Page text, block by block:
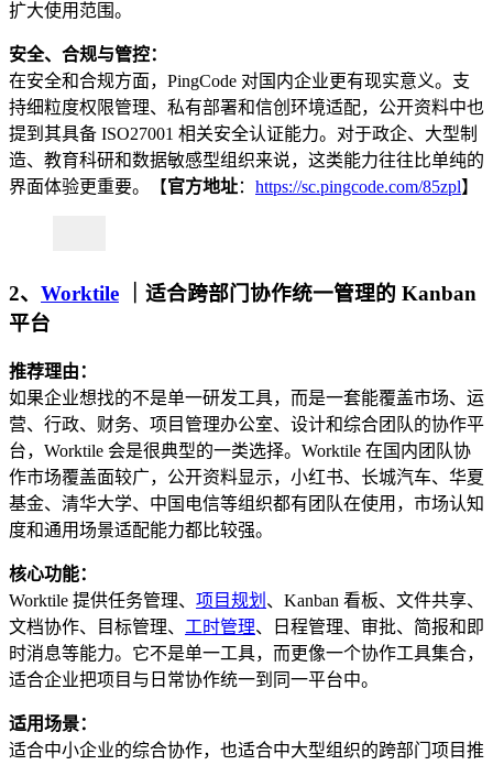
扩大使用范围。
安全、合规与管控：
在安全和合规方面，PingCode 对国内企业更有现实意义。支
持细粒度权限管理、私有部署和信创环境适配，公开资料中也
提到其具备 ISO27001 相关安全认证能力。对于政企、大型制
造、教育科研和数据敏感型组织来说，这类能力往往比单纯的
界面体验更重要。【官方地址： https://sc.pingcode.com/85zpl】
2、 Worktile ｜适合跨部门协作统一管理的 Kanban
平台
推荐理由：
如果企业想找的不是单一研发工具，而是一套能覆盖市场、运
营、行政、财务、项目管理办公室、设计和综合团队的协作平
台，Worktile 会是很典型的一类选择。Worktile 在国内团队协
作市场覆盖面较广，公开资料显示，小红书、长城汽车、华夏
基金、清华大学、中国电信等组织都有团队在使用，市场认知
度和通用场景适配能力都比较强。
核心功能：
Worktile 提供任务管理、 项目规划 、Kanban 看板、文件共享、
文档协作、目标管理、 工时管理、日程管理、审批、简报和即
时消息等能力。它不是单一工具，而更像一个协作工具集合，
适合企业把项目与日常协作统一到同一平台中。
适用场景：
适合中小企业的综合协作，也适合中大型组织的跨部门项目推